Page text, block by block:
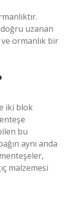
uzanan
ormanlık bir
iki blok
bu
aynı anda
​​malzemesi